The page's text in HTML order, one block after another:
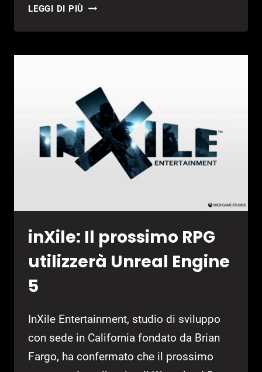
LEGGI DI PIÙ RESIDENT
7
XBOX
GAME
PASS
inXile: Il prossimo RPG
utilizzerà Unreal Engine
5
InXile Entertainment, studio di sviluppo
con sede in California fondato da Brian
Fargo, ha confermato che il prossimo